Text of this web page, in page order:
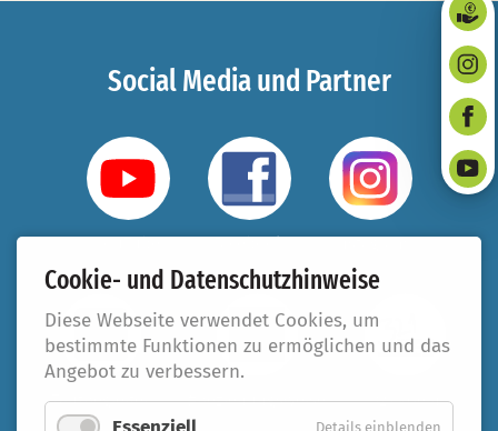
Social Media und Partner
YouTube Facebook Instagram
Taufbegleiter #beziehungsweise 321.koeln
Cookie- und Datenschutzhinweise
Diese Webseite verwendet Cookies, um
bestimmte Funktionen zu ermöglichen und das
Angebot zu verbessern.
Details einblenden